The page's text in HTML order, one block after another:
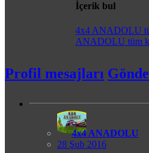
İçerik bul
4x4 ANADOLU
ANADOLU tüm
Profil mesajları
4x4 ANADOLU
28 Şub 2016